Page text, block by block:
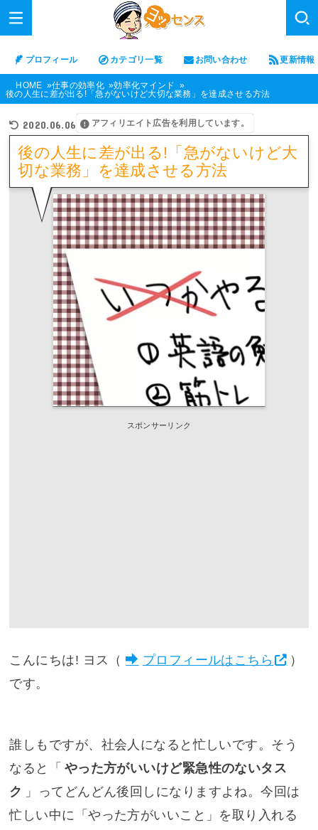
プロフィール カテゴリ一覧 お問い合わせ 更新情報
HOME 仕事の効率化
効率化マインド
後の人生に差が出る!「急がないけど大切な業務」を達成させる方法
2020.06.06 アフィリエイト広告を利用しています。
後の人生に差が出る!「急がないけど大
切な業務」を達成させる方法
スポンサーリンク
こんにちは! ヨス（ プロフィールはこちら
）
です。
誰しもですが、社会人になると忙しいです。そう
なると「 やった方がいいけど緊急性のないタス
ク 」ってどんどん後回しになりますよね。今回は
忙しい中に「やった方がいいこと」を取り入れる